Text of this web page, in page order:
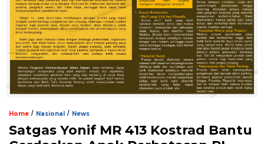
Home / Nasional / News
Satgas Yonif MR 413 Kostrad Bantu